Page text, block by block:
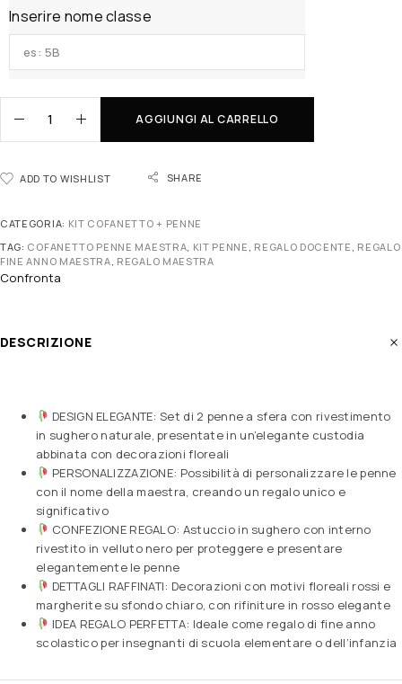
Inserire nome classe
AGGIUNGI AL CARRELLO
ADD TO WISHLIST SHARE
CATEGORIA: KIT COFANETTO + PENNE
TAG: COFANETTO PENNE MAESTRA KIT PENNE REGALO DOCENTE REGALO
FINE ANNO MAESTRA REGALO MAESTRA
Confronta
DESCRIZIONE
DESIGN ELEGANTE: Set di 2 penne a sfera con rivestimento
in sughero naturale, presentate in un’elegante custodia
abbinata con decorazioni floreali
PERSONALIZZAZIONE: Possibilità di personalizzare le penne
con il nome della maestra, creando un regalo unico e
significativo
CONFEZIONE REGALO: Astuccio in sughero con interno
rivestito in velluto nero per proteggere e presentare
elegantemente le penne
DETTAGLI RAFFINATI: Decorazioni con motivi floreali rossi e
margherite su sfondo chiaro, con rifiniture in rosso elegante
IDEA REGALO PERFETTA: Ideale come regalo di fine anno
scolastico per insegnanti di scuola elementare o dell’infanzia